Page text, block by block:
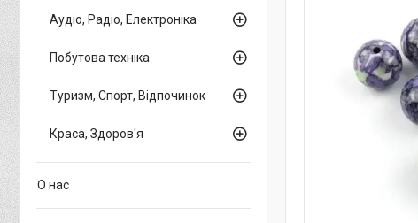
Аудіо, Радіо, Електроніка
Побутова техніка
Туризм, Спорт, Відпочинок
Краса, Здоров'я
О нас